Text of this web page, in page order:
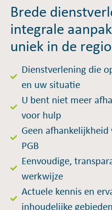
Brede
integrale
uniek in de regio
Dienstverlening die
en uw situatie
U bent niet meer
voor hulp
Geen
PGB
Eenvoudige,
werkwijze
Actuele kennis en
inhoudelijke gebieden